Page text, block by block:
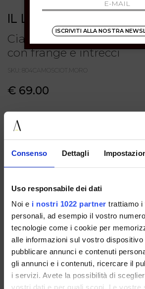
Consenso Dettagli
Uso responsabile dei dati
Noi e i nostri 1022 partner trattiamo i
personali, ad esempio il vostro
tecnologie come i cookie per
alle informazioni sul vostro dispositivo
pubblicare annunci e contenuti
gli annunci e i contenuti, ricercare il
i servizi. Avete la possibilità di
vostri dati e per quali scopi. Le vostre
IL LACCIO
Ciabatta in camoscio
con frange e intrecci
SKU: 804CAMOSCIOT.MORO
€ 69.00
DESCRIZIONE
Ciabatta da donna in camoscio color
caratterizzata da una fascia ampia
intrecci tono su tono che donano al
deciso e ricercato. Realizzata
tomaia, soletta e suola in pelle. La
linea bassa assicura comfort e praticità,
essenziale la rende perfetta da
per tutta la giornata. Un modello dal
femminile, ideale per completare look
abiti leggeri o pantaloni morbidi.
ISCRIVITI ALLA NOSTRA